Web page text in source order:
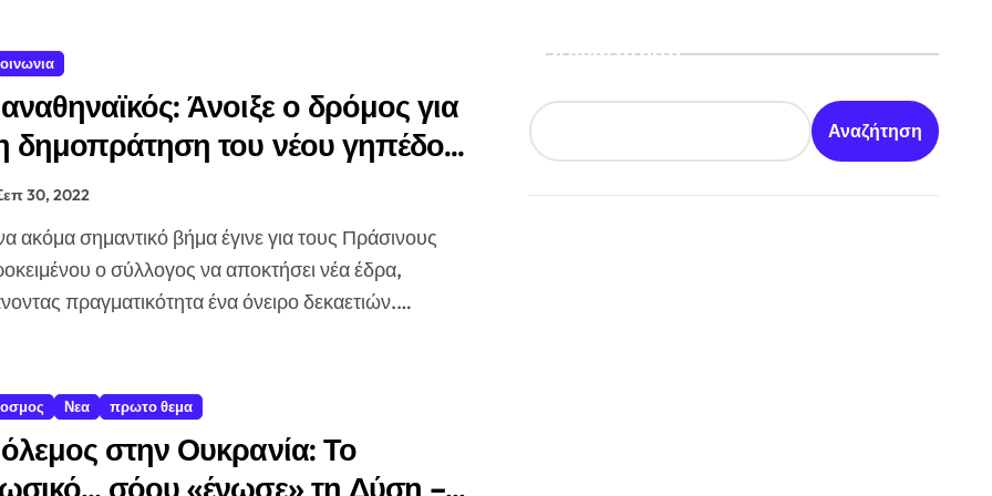
Όσα αποκαλύπτουν οι πρωταγωνιστές
ή είναι απλά ένας μύθος;
την οργάνωση του γάμου της πραγματικά απολαυστική και χωρίς άγχος
style από την εβδομάδα μόδας της Κοπεγχάγης;
χυλοπίτες)
εμπορικών κέντρων στην Κίνα
Άνοιξε ο δρόμος για
δημοπράτηση του νέου γηπέδου
Βοτανικό
30, 2022
ο σύλλογος να αποκτήσει νέα έδρα,
πραγματικότητα ένα όνειρο δεκαετιών.…
Νεα πρωτο θεμα
στην Ουκρανία: Το
σόου «ένωσε» τη Δύση –
Αναζήτηση
Αναζήτηση